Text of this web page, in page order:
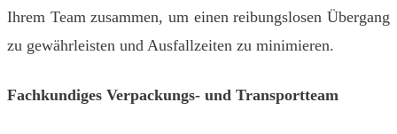
Ihrem Team zusammen, um einen reibungslosen Übergang
zu gewährleisten und Ausfallzeiten zu minimieren.
Fachkundiges Verpackungs- und Transportteam